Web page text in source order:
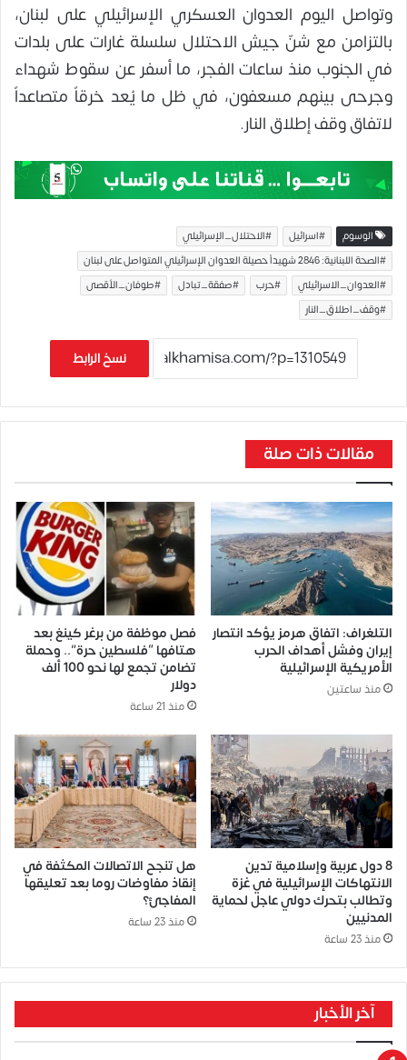
وتواصل اليوم العدوان العسكري الإسرائيلي على لبنان،
بالتزامن مع شنّ جيش الاحتلال سلسلة غارات على بلدات
في الجنوب منذ ساعات الفجر، ما أسفر عن سقوط شهداء
وجرحى بينهم مسعفون، في ظل ما يُعد خرقاً متصاعداً
لاتفاق وقف إطلاق النار.
الوسوم #اسرائيل
#الاحتلال_الإسرائيلي
#الصحة اللبنانية: 2846 شهيداً حصيلة العدوان الإسرائيلي المتواصل على لبنان
#العدوان_الاسرائيلي
#حرب #صفقة_تبادل
#طوفان_الأقصى
#وقف_اطلاق_النار
نسخ الرابط
مقالات ذات صلة
التلغراف: اتفاق هرمز يؤكد انتصار
إيران وفشل أهداف الحرب
الأمريكية الإسرائيلية
منذ ساعتين
فصل موظفة من برغر كينغ بعد
هتافها “فلسطين حرة”.. وحملة
تضامن تجمع لها نحو 100 ألف
دولار
منذ 21 ساعة
8 دول عربية وإسلامية تدين
الانتهاكات الإسرائيلية في غزة
وتطالب بتحرك دولي عاجل لحماية
المدنيين
منذ 23 ساعة
​هل تنجح الاتصالات المكثفة في
إنقاذ مفاوضات روما بعد تعليقها
المفاجئ؟
منذ 23 ساعة
آخر الأخبار